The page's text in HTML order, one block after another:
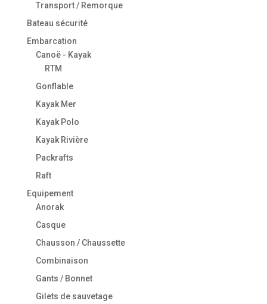
Transport / Remorque
Bateau sécurité
Embarcation
Canoë - Kayak
RTM
Gonflable
Kayak Mer
Kayak Polo
Kayak Rivière
Packrafts
Raft
Equipement
Anorak
Casque
Chausson / Chaussette
Combinaison
Gants / Bonnet
Gilets de sauvetage